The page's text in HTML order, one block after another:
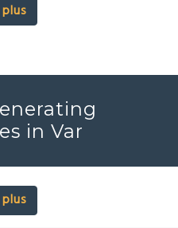
in Var